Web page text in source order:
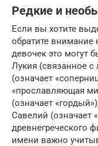
Редкие и
Если вы хотите
обратите
девочек это могут
Лукия (связанное
(означает
«прославляющая
(означает
Савелий (означает
древнегреческого
имени важно